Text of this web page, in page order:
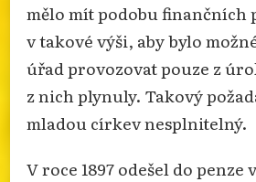
mělo mít podobu finančních
v takové výši, aby bylo
úřad provozovat pouze z
z nich plynuly. Takový
mladou církev nesplnitelný.
V roce 1897 odešel do